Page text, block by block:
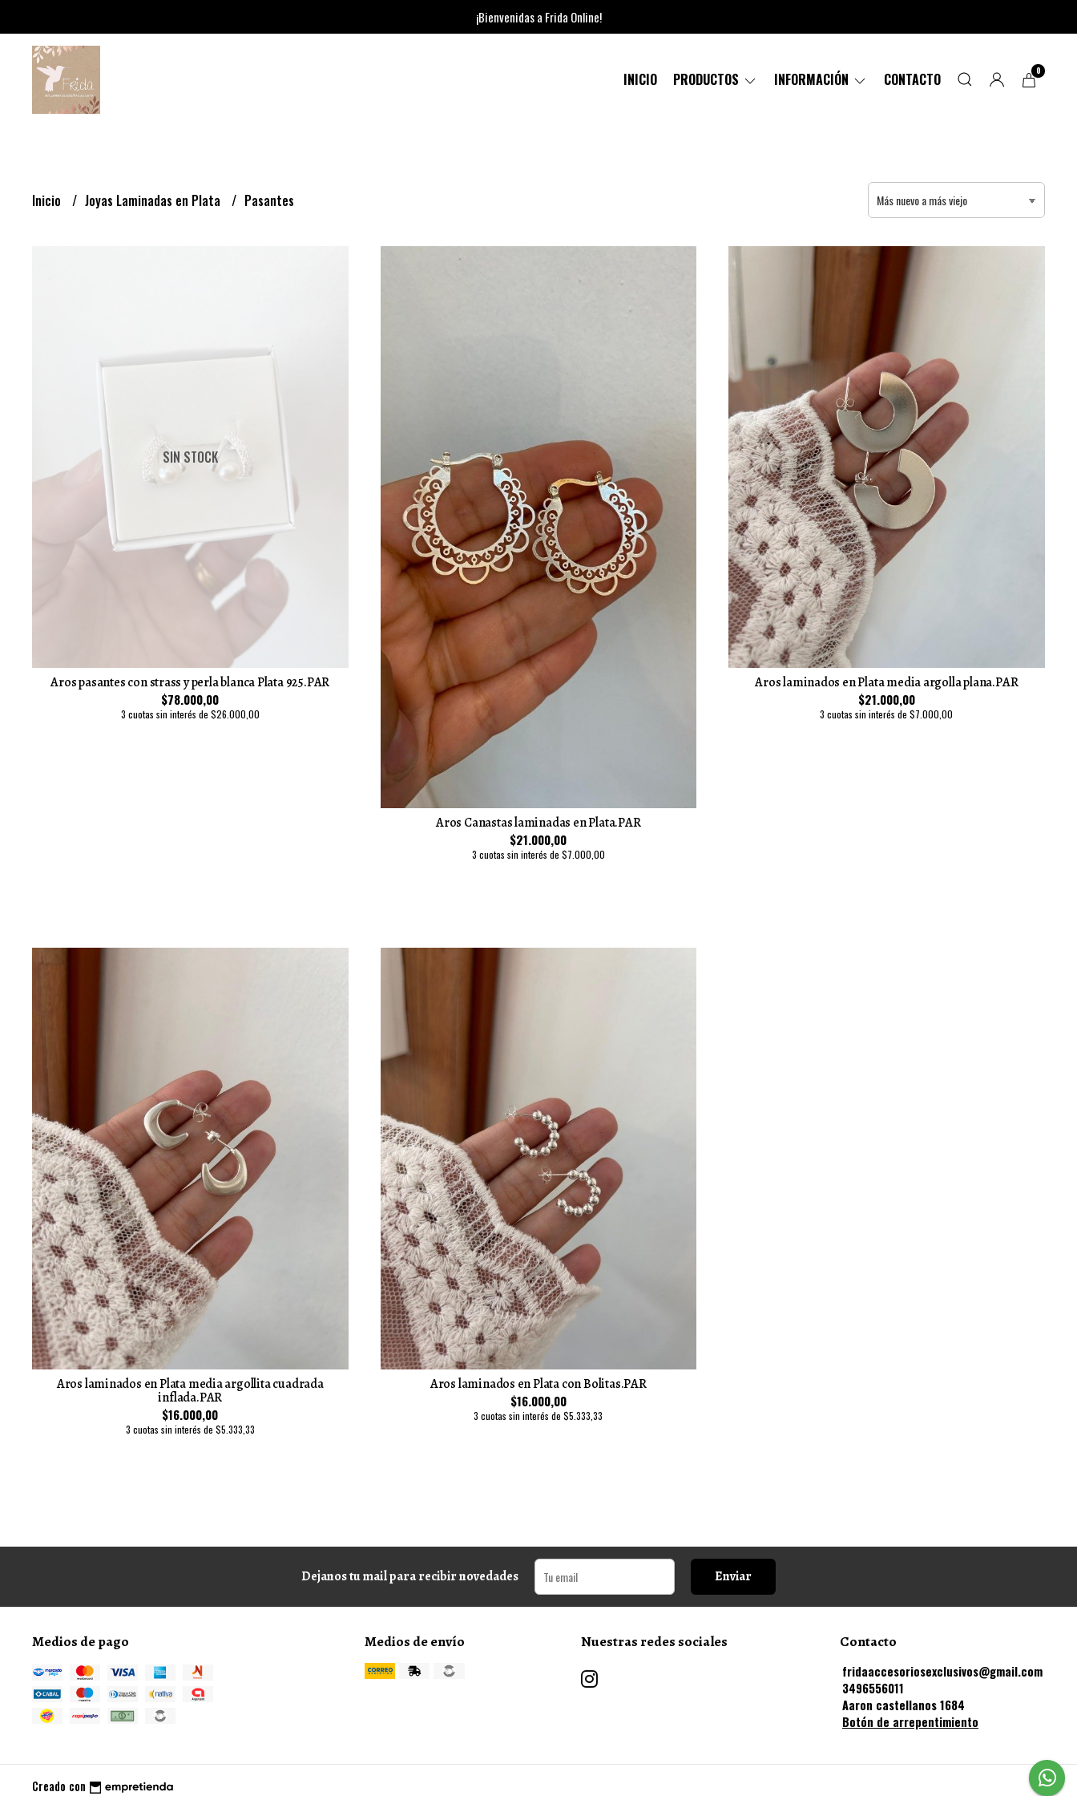
¡Bienvenidas a Frida Online!
INICIO PRODUCTOS INFORMACIÓN CONTACTO 0
Inicio Joyas Laminadas en Plata Pasantes
SIN STOCK
Aros pasantes con strass y perla blanca Plata 925.PAR
$78.000,00
3 cuotas sin interés de $26.000,00
Aros Canastas laminadas en Plata.PAR
$21.000,00
3 cuotas sin interés de $7.000,00
Aros laminados en Plata media argolla plana.PAR
$21.000,00
3 cuotas sin interés de $7.000,00
Aros laminados en Plata media argollita cuadrada
inflada.PAR
$16.000,00
3 cuotas sin interés de $5.333,33
Aros laminados en Plata con Bolitas.PAR
$16.000,00
3 cuotas sin interés de $5.333,33
Dejanos tu mail para recibir novedades Enviar
Medios de pago Medios de envío Nuestras redes sociales Contacto
fridaaccesoriosexclusivos@gmail.com
3496556011
Aaron castellanos 1684
Botón de arrepentimiento
Creado con